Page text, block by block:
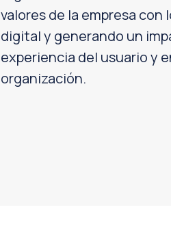
valores de la empresa
digital y generando un
experiencia del usuario y
organización.